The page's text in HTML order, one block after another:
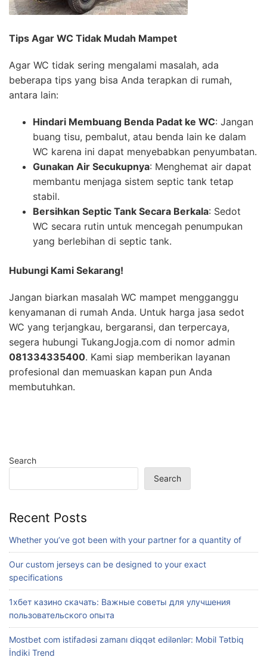
Tips Agar WC Tidak Mudah Mampet
Agar WC tidak sering mengalami masalah, ada
beberapa tips yang bisa Anda terapkan di rumah,
antara lain:
Hindari Membuang Benda Padat ke WC: Jangan
buang tisu, pembalut, atau benda lain ke dalam
WC karena ini dapat menyebabkan penyumbatan.
Gunakan Air Secukupnya: Menghemat air dapat
membantu menjaga sistem septic tank tetap
stabil.
Bersihkan Septic Tank Secara Berkala: Sedot
WC secara rutin untuk mencegah penumpukan
yang berlebihan di septic tank.
Hubungi Kami Sekarang!
Jangan biarkan masalah WC mampet mengganggu
kenyamanan di rumah Anda. Untuk harga jasa sedot
WC yang terjangkau, bergaransi, dan terpercaya,
segera hubungi TukangJogja.com di nomor admin
081334335400. Kami siap memberikan layanan
profesional dan memuaskan kapan pun Anda
membutuhkan.
Search
Search
Recent Posts
Whether you’ve got been with your partner for a quantity of
Our custom jerseys can be designed to your exact
specifications
1хбет казино скачать: Важные советы для улучшения
пользовательского опыта
Mostbet com istifadəsi zamanı diqqət edilənlər: Mobil Tətbiq
İndiki Trend